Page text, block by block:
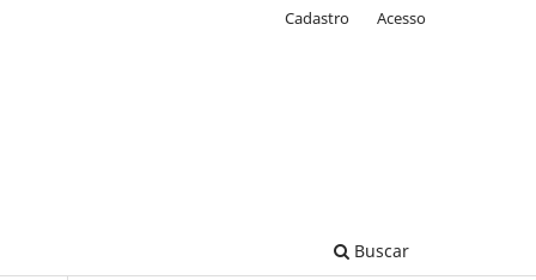
Buscar
Cadastro Acesso